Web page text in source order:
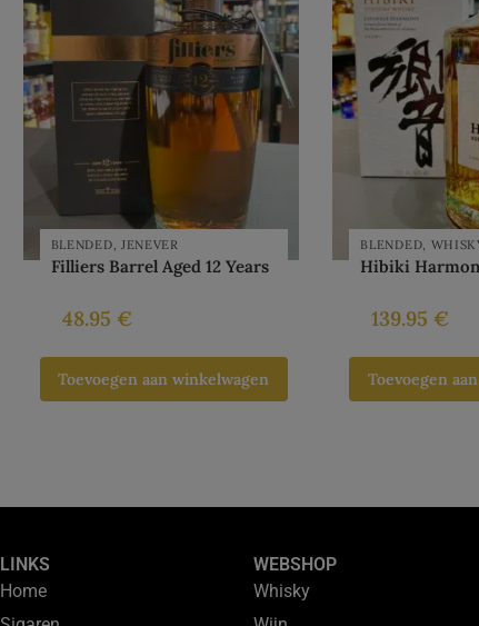
BLENDED JENEVER
Filliers Barrel Aged 12 Years
48.95 €
Toevoegen aan winkelwagen
BLENDED
Hibiki
139.95 €
Toevoegen
LINKS
Home
WEBSHOP
Whisky